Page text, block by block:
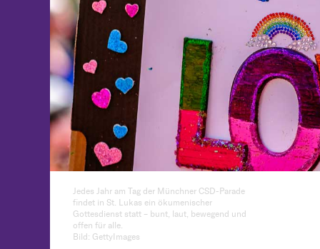
Jedes Jahr am Tag der Münchner CSD-Parade
findet in St. Lukas ein ökumenischer
Gottesdienst statt – bunt, laut, bewegend und
offen für alle.
Bild: GettyImages